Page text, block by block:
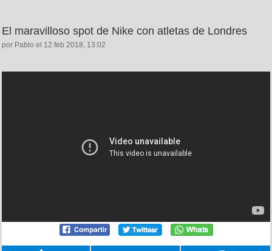
El maravilloso spot de Nike con atletas de Londres
por Pablo el 12 feb 2018, 13:02